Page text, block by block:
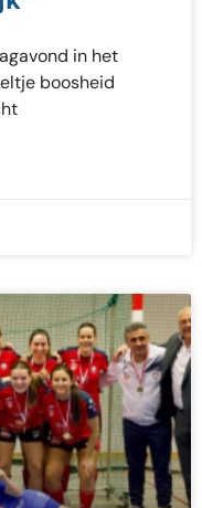
in het
boosheid